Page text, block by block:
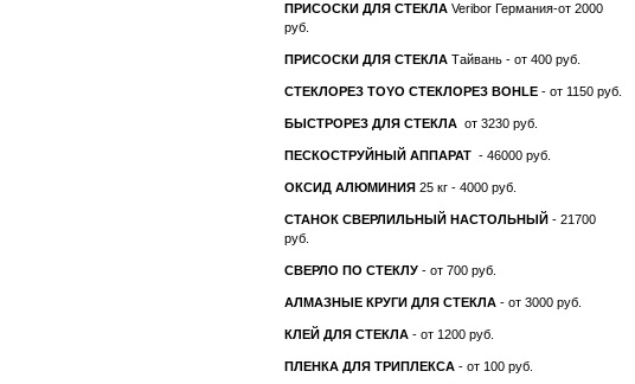
ПРИСОСКИ ДЛЯ СТЕКЛА Veribor Германия-от 2000
руб.
ПРИСОСКИ ДЛЯ СТЕКЛА Тайвань - от 400 руб.
СТЕКЛОРЕЗ TOYO СТЕКЛОРЕЗ BOHLE - от 1150 руб.
БЫСТРОРЕЗ ДЛЯ СТЕКЛА от 3230 руб.
ПЕСКОСТРУЙНЫЙ АППАРАТ - 46000 руб.
ОКСИД АЛЮМИНИЯ 25 кг - 4000 руб.
СТАНОК СВЕРЛИЛЬНЫЙ НАСТОЛЬНЫЙ - 21700
руб.
СВЕРЛО ПО СТЕКЛУ - от 700 руб.
АЛМАЗНЫЕ КРУГИ ДЛЯ СТЕКЛА - от 3000 руб.
КЛЕЙ ДЛЯ СТЕКЛА - от 1200 руб.
ПЛЕНКА ДЛЯ ТРИПЛЕКСА - от 100 руб.